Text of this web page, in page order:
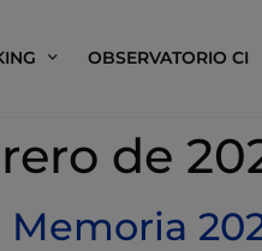
OBSERVATORIO CI
de